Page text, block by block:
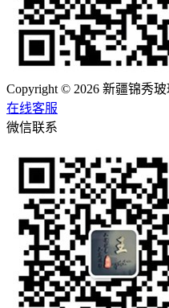
Copyright © 2026 新疆锦秀
在线客服
微信联系